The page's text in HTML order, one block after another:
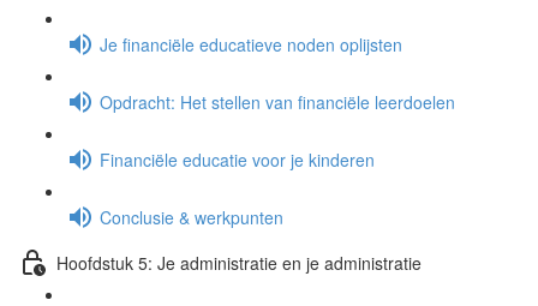
Je financiële educatieve noden oplijsten
Opdracht: Het stellen van financiële leerdoelen
Financiële educatie voor je kinderen
Conclusie & werkpunten
Hoofdstuk 5: Je administratie en je administratie